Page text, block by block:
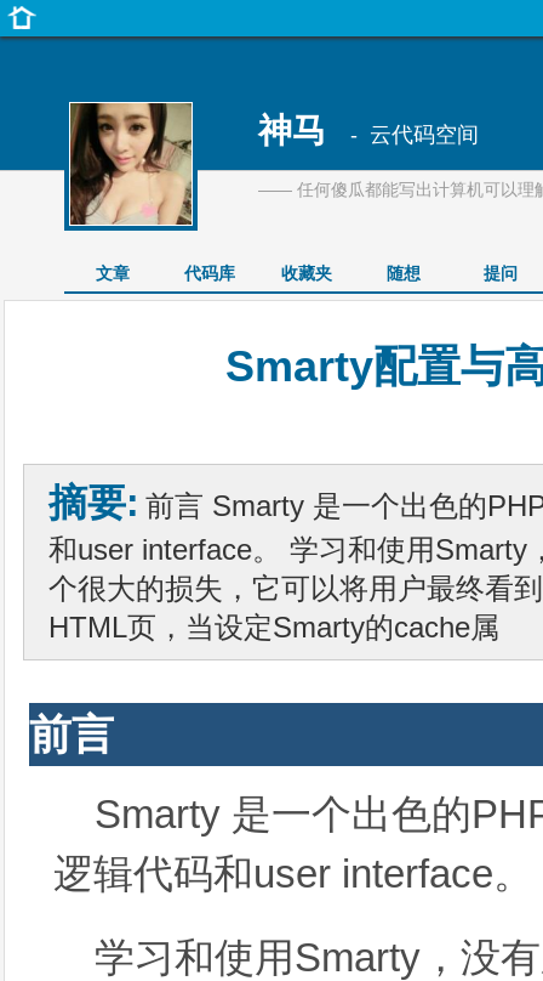
神马 - 云代码空间
—— 任何傻瓜都能写出计算机可以理
文章 代码库 收藏夹 随想 提问
Smarty配置与
摘要: 前言 Smarty 是一个出色的
和user interface。 学习和使用
个很大的损失，它可以将用户最终看
HTML页，当设定Smarty的cache属
前言
Smarty 是一个出色的
逻辑代码和user interface。
学习和使用Smarty，没